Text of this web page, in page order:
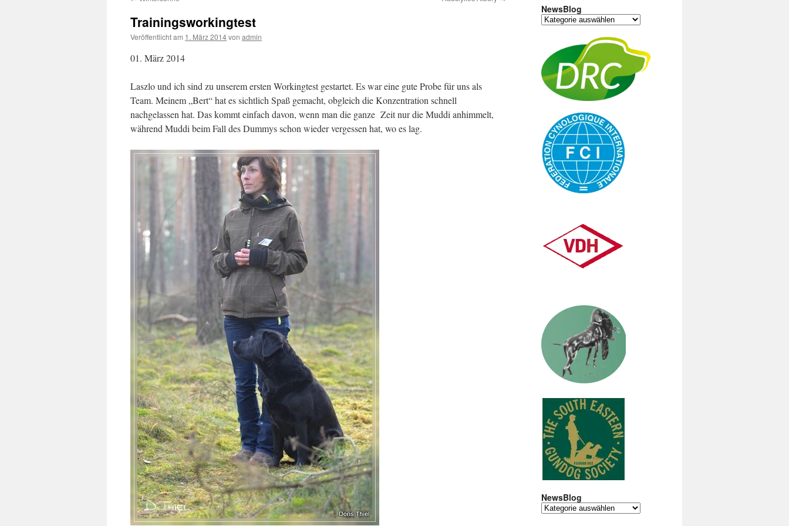
Trainingsworkingtest
Veröffentlicht am 1. März 2014von admin
01. März 2014
Laszlo und ich sind zu unserem ersten Workingtest gestartet. Es war eine gute Probe für uns als
Team. Meinem „Bert“ hat es sichtlich Spaß gemacht, obgleich die Konzentration schnell
nachgelassen hat. Das kommt einfach davon, wenn man die ganze Zeit nur die Muddi anhimmelt,
während Muddi beim Fall des Dummys schon wieder vergessen hat, wo es lag.
NewsBlog
NewsBlog
NewsBlog
NewsBlog